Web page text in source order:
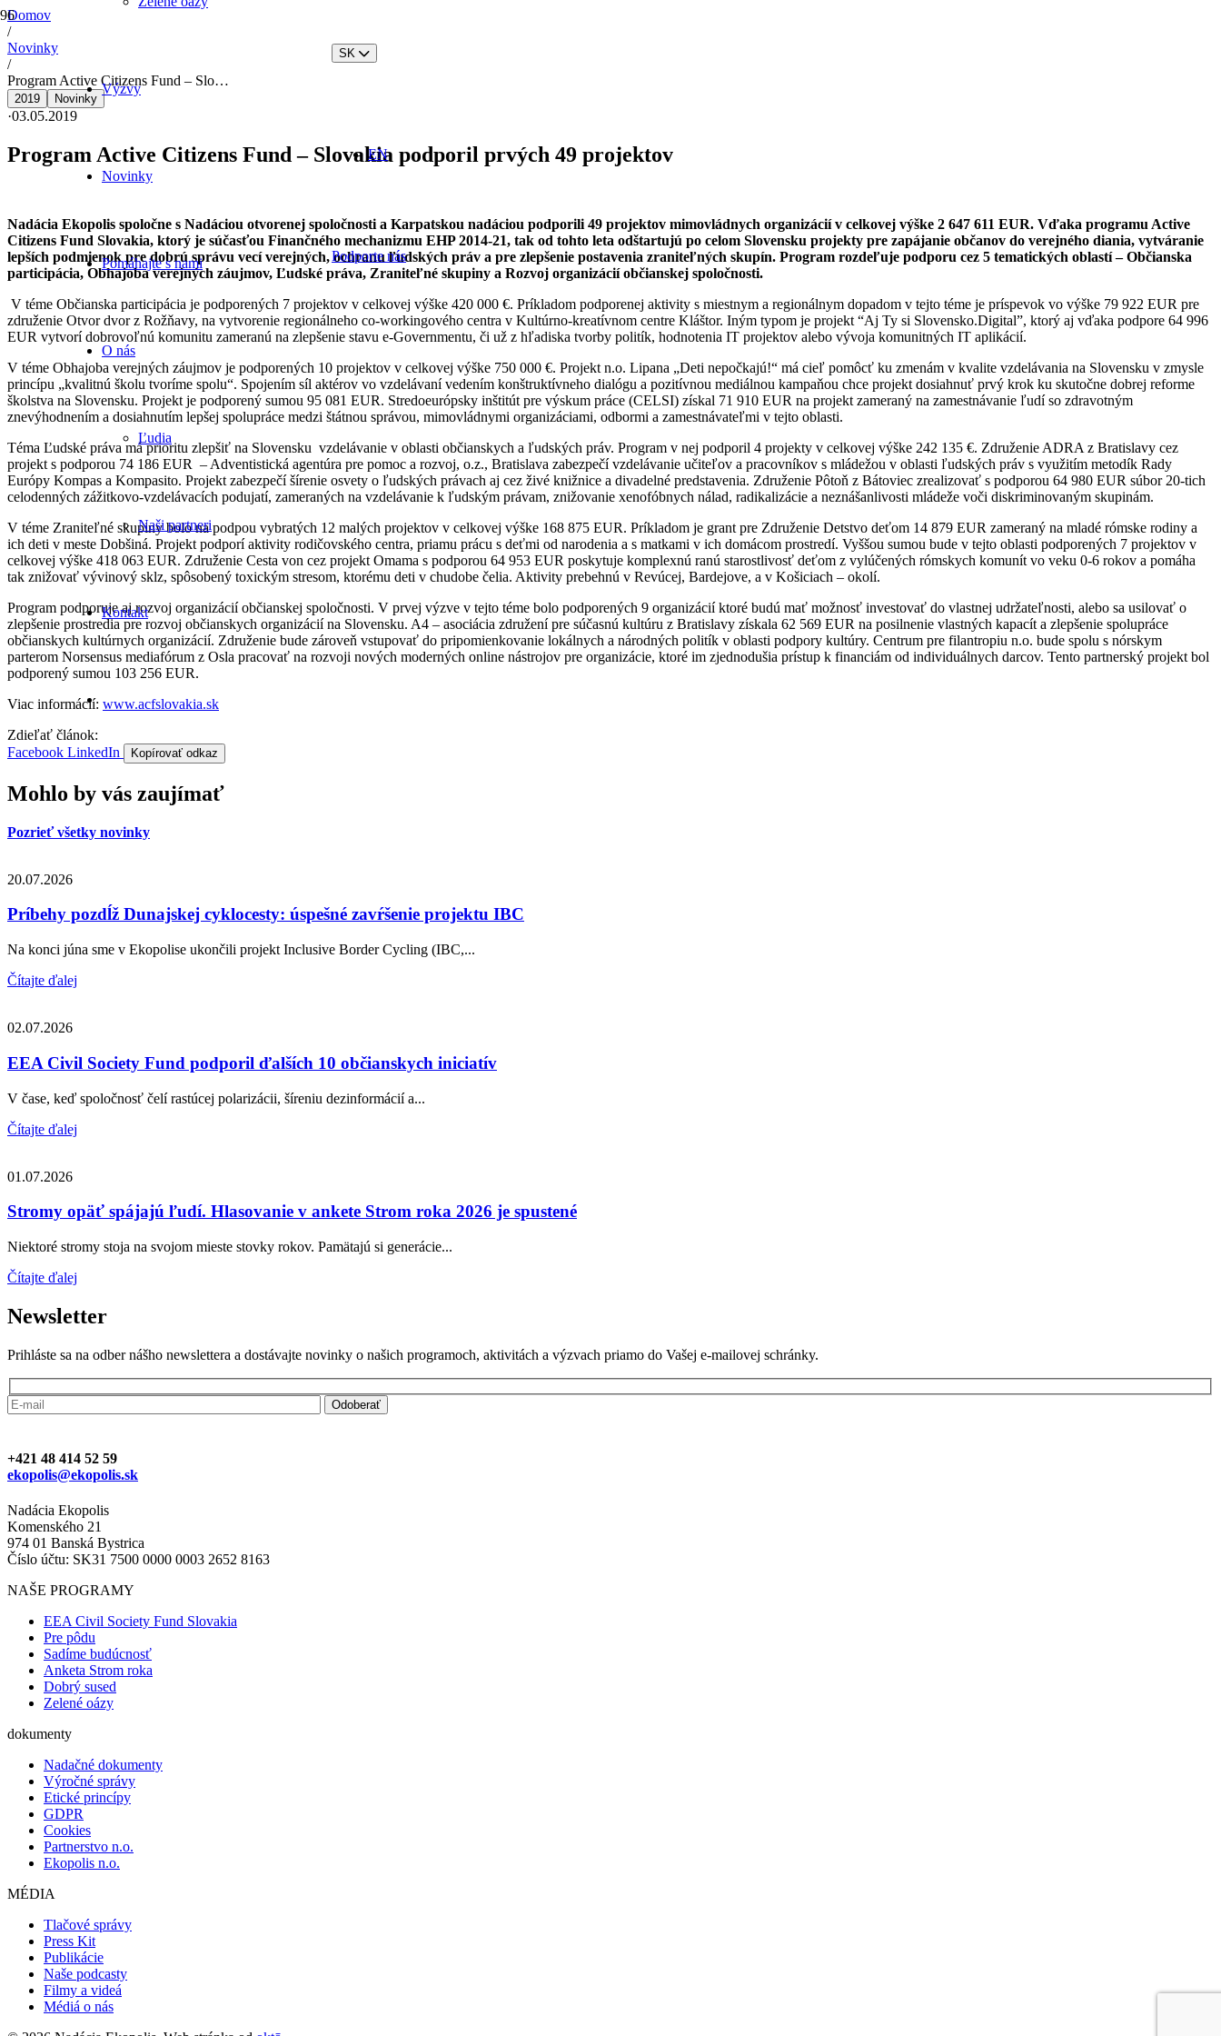
Výzvy
Novinky
Pomáhajte s nami
O nás
Ľudia
Naši partneri
Kontakt
SK
EN
Podporte nás
Domov
/
Novinky
/
Program Active Citizens Fund – Slo…
2019 Novinky
·03.05.2019
Program Active Citizens Fund – Slovakia podporil prvých 49 projektov
Nadácia Ekopolis spoločne s Nadáciou otvorenej spoločnosti a Karpatskou nadáciou podporili 49 projektov mimovládnych organizácií v celkovej výške 2 647 611 EUR. Vďaka programu Active
Citizens Fund Slovakia, ktorý je súčasťou Finančného mechanizmu EHP 2014-21, tak od tohto leta odštartujú po celom Slovensku projekty pre zapájanie občanov do verejného diania, vytváranie
lepších podmienok pre dobrú správu vecí verejných, ochranu ľudských práv a pre zlepšenie postavenia zraniteľných skupín. Program rozdeľuje podporu cez 5 tematických oblastí – Občianska
participácia, Obhajoba verejných záujmov, Ľudské práva, Zraniteľné skupiny a Rozvoj organizácií občianskej spoločnosti.
V téme Občianska participácia je podporených 7 projektov v celkovej výške 420 000 €. Príkladom podporenej aktivity s miestnym a regionálnym dopadom v tejto téme je príspevok vo výške 79 922 EUR pre
združenie Otvor dvor z Rožňavy, na vytvorenie regionálneho co-workingového centra v Kultúrno-kreatívnom centre Kláštor. Iným typom je projekt “Aj Ty si Slovensko.Digital”, ktorý aj vďaka podpore 64 996
EUR vytvorí dobrovoľnú komunitu zameranú na zlepšenie stavu e-Governmentu, či už z hľadiska tvorby politík, hodnotenia IT projektov alebo vývoja komunitných IT aplikácií.
V téme Obhajoba verejných záujmov je podporených 10 projektov v celkovej výške 750 000 €. Projekt n.o. Lipana „Deti nepočkajú!“ má cieľ pomôcť ku zmenám v kvalite vzdelávania na Slovensku v zmysle
princípu „kvalitnú školu tvoríme spolu“. Spojením síl aktérov vo vzdelávaní vedením konštruktívneho dialógu a pozitívnou mediálnou kampaňou chce projekt dosiahnuť prvý krok ku skutočne dobrej reforme
školstva na Slovensku. Projekt je podporený sumou 95 081 EUR. Stredoeurópsky inštitút pre výskum práce (CELSI) získal 71 910 EUR na projekt zameraný na zamestnávanie ľudí so zdravotným
znevýhodnením a dosiahnutím lepšej spolupráce medzi štátnou správou, mimovládnymi organizáciami, odbormi a zamestnávateľmi v tejto oblasti.
Téma Ľudské práva má prioritu zlepšiť na Slovensku vzdelávanie v oblasti občianskych a ľudských práv. Program v nej podporil 4 projekty v celkovej výške 242 135 €. Združenie ADRA z Bratislavy cez
projekt s podporou 74 186 EUR – Adventistická agentúra pre pomoc a rozvoj, o.z., Bratislava zabezpečí vzdelávanie učiteľov a pracovníkov s mládežou v oblasti ľudských práv s využitím metodík Rady
Európy Kompas a Kompasito. Projekt zabezpečí šírenie osvety o ľudských právach aj cez živé knižnice a divadelné predstavenia. Združenie Pôtoň z Bátoviec zrealizovať s podporou 64 980 EUR súbor 20-tich
celodenných zážitkovo-vzdelávacích podujatí, zameraných na vzdelávanie k ľudským právam, znižovanie xenofóbnych nálad, radikalizácie a neznášanlivosti mládeže voči diskriminovaným skupinám.
V téme Zraniteľné skupiny bolo na podpou vybratých 12 malých projektov v celkovej výške 168 875 EUR. Príkladom je grant pre Združenie Detstvo deťom 14 879 EUR zameraný na mladé rómske rodiny a
ich deti v meste Dobšiná. Projekt podporí aktivity rodičovského centra, priamu prácu s deťmi od narodenia a s matkami v ich domácom prostredí. Vyššou sumou bude v tejto oblasti podporených 7 projektov v
celkovej výške 418 063 EUR. Združenie Cesta von cez projekt Omama s podporou 64 953 EUR poskytuje komplexnú ranú starostlivosť deťom z vylúčených rómskych komunít vo veku 0-6 rokov a pomáha
tak znižovať vývinový sklz, spôsobený toxickým stresom, ktorému deti v chudobe čelia. Aktivity prebehnú v Revúcej, Bardejove, a v Košiciach – okolí.
Program podporuje aj rozvoj organizácií občianskej spoločnosti. V prvej výzve v tejto téme bolo podporených 9 organizácií ktoré budú mať možnosť investovať do vlastnej udržateľnosti, alebo sa usilovať o
zlepšenie prostredia pre rozvoj občianskych organizácií na Slovensku. A4 – asociácia združení pre súčasnú kultúru z Bratislavy získala 62 569 EUR na posilnenie vlastných kapacít a zlepšenie spolupráce
občianskych kultúrnych organizácií. Združenie bude zároveň vstupovať do pripomienkovanie lokálnych a národných politík v oblasti podpory kultúry. Centrum pre filantropiu n.o. bude spolu s nórskym
parterom Norsensus mediafórum z Osla pracovať na rozvoji nových moderných online nástrojov pre organizácie, ktoré im zjednodušia prístup k financiám od individuálnych darcov. Tento partnerský projekt bol
podporený sumou 103 256 EUR.
Viac informácií: www.acfslovakia.sk
Zdieľať článok:
Facebook LinkedIn Kopírovať odkaz
Mohlo by vás zaujímať
Pozrieť všetky novinky
20.07.2026
Príbehy pozdĺž Dunajskej cyklocesty: úspešné zavŕšenie projektu IBC
Na konci júna sme v Ekopolise ukončili projekt Inclusive Border Cycling (IBC,...
Čítajte ďalej
02.07.2026
EEA Civil Society Fund podporil ďalších 10 občianskych iniciatív
V čase, keď spoločnosť čelí rastúcej polarizácii, šíreniu dezinformácií a...
Čítajte ďalej
01.07.2026
Stromy opäť spájajú ľudí. Hlasovanie v ankete Strom roka 2026 je spustené
Niektoré stromy stoja na svojom mieste stovky rokov. Pamätajú si generácie...
Čítajte ďalej
Newsletter
Prihláste sa na odber nášho newslettera a dostávajte novinky o našich programoch, aktivitách a výzvach priamo do Vašej e-mailovej schránky.
+421 48 414 52 59
ekopolis@ekopolis.sk
Nadácia Ekopolis
Komenského 21
974 01 Banská Bystrica
Číslo účtu: SK31 7500 0000 0003 2652 8163
NAŠE PROGRAMY
EEA Civil Society Fund Slovakia
Pre pôdu
Sadíme budúcnosť
Anketa Strom roka
Dobrý sused
Zelené oázy
dokumenty
Nadačné dokumenty
Výročné správy
Etické princípy
GDPR
Cookies
Partnerstvo n.o.
Ekopolis n.o.
MÉDIA
Tlačové správy
Press Kit
Publikácie
Naše podcasty
Filmy a videá
Médiá o nás